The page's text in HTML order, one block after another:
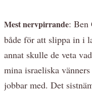
Mest nervpirrande: Ben
både för att slippa in i
annat skulle de veta
mina israeliska
jobbar med. Det